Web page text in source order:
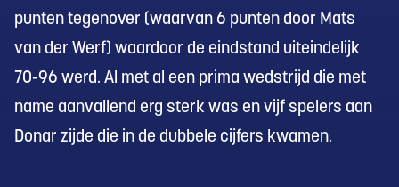
punten tegenover (waarvan 6 punten door Mats
van der Werf) waardoor de eindstand uiteindelijk
70-96 werd. Al met al een prima wedstrijd die met
name aanvallend erg sterk was en vijf spelers aan
Donar zijde die in de dubbele cijfers kwamen.